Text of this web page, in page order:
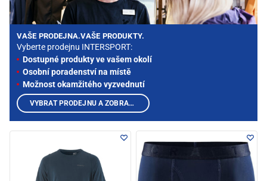
VAŠE PRODEJNA.VAŠE PRODUKTY.
Vyberte prodejnu INTERSPORT:
Dostupné produkty ve vašem okolí
Osobní poradenství na místě
Možnost okamžitého vyzvednutí
VYBRAT PRODEJNU A ZOBRAZIT PRODUKTY